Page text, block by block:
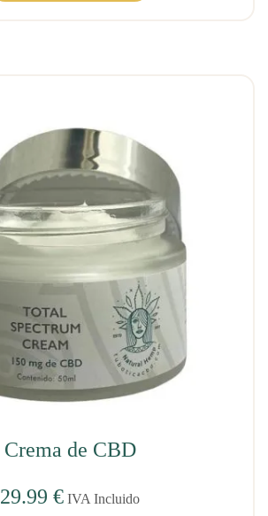
Crema de CBD
29.99 € IVA Incluido